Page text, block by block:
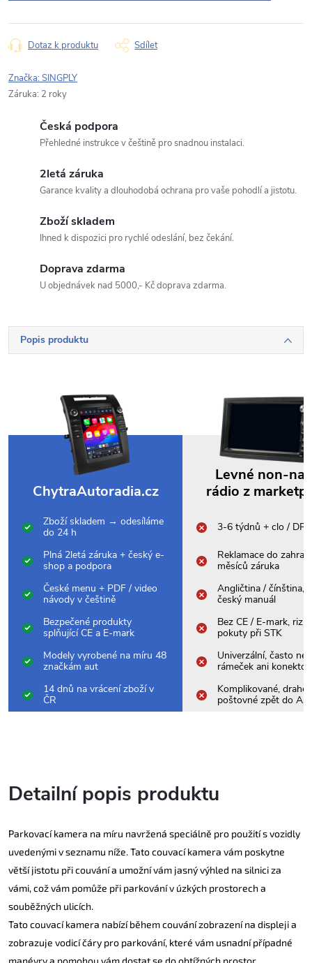
Váš dotaz
Odeslat dotaz
Odesláním souhlasíte se
Dotaz k produktu Sdílet
Značka:SINGPLY
Záruka: 2 roky
Česká podpora
Přehledné instrukce v češtině pro snadnou instalaci.
2letá záruka
Garance kvality a dlouhodobá ochrana pro vaše pohodlí a jistotu.
Zboží skladem
Ihned k dispozici pro rychlé odeslání, bez čekání.
Doprava zdarma
U objednávek nad 5000,- Kč doprava zdarma.
Popis produktu
ChytraAutoradia.cz
Levné non-
rádio z
Zboží skladem → odesíláme
do 24 h
3-6 týdnů + clo /
Plná 2letá záruka + český e-
shop a podpora
Reklamace do
měsíců záruka
České menu + PDF / video
návody v češtině
Angličtina / čínština,
český manuál
Bezpečené produkty
splňující CE a E-mark
Bez CE / E-mark,
pokuty při STK
Modely vyrobené na míru 48
značkám aut
Univerzální, často
rámeček ani konektor
14 dnů na vrácení zboží v
ČR
Komplikované, drahé
poštovné zpět do
Detailní popis produktu
Parkovací kamera na míru navržená speciálně pro použití s vozidly
uvedenými v seznamu níže. Tato couvací kamera vám poskytne
větší jistotu při couvání a umožní vám jasný výhled na silnici za
vámi, což vám pomůže při parkování v úzkých prostorech a
souběžných ulicích.
Tato couvací kamera nabízí během couvání zobrazení na displeji a
zobrazuje vodicí čáry pro parkování, které vám usnadní případné
manévry a pomohou vám dostat se do obtížných prostor.